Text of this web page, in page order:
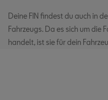
Deine FIN findest du auch in
Fahrzeugs. Da es sich um die
handelt, ist sie für dein